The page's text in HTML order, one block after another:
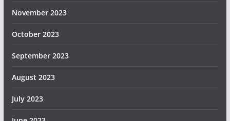
November 2023
October 2023
September 2023
August 2023
July 2023